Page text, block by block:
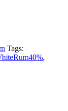
Tags:
,